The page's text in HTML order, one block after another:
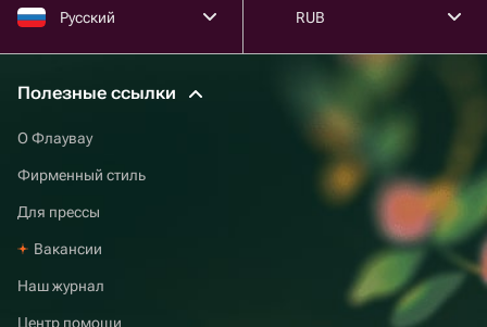
Русский RUB
Полезные ссылки
О Флаувау
Фирменный стиль
Для прессы
Вакансии
Наш журнал
Центр помощи